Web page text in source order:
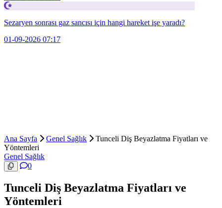
Sezaryen sonrası gaz sancısı için hangi hareket işe yaradı?
01-09-2026 07:17
Ana Sayfa Genel Sağlık
Tunceli Diş Beyazlatma Fiyatları ve
Yöntemleri
Genel Sağlık
0
Tunceli Diş Beyazlatma Fiyatları ve
Yöntemleri